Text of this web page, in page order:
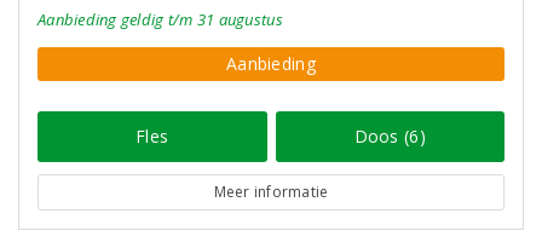
Aanbieding geldig t/m 31 augustus
Aanbieding
Fles Doos (6)
Meer informatie